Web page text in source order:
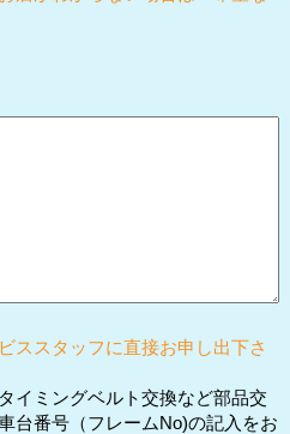
ススタッフに直接お申し出下さ
イミングベルト交換など部品交
台番号（フレームNo)の記入をお